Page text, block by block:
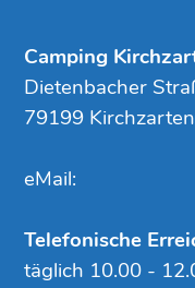
Camping
Dietenbacher
79199 Kirchzarten
eMail:
Telefonische
täglich 10.00 -